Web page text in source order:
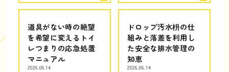
道具がない時の絶望
を希望に変えるトイ
レつまりの応急処置
マニュアル
2026.06.14
ドロップ汚水枡の仕
組みと落差を利用し
た安全な排水管理の
知恵
2026.06.14